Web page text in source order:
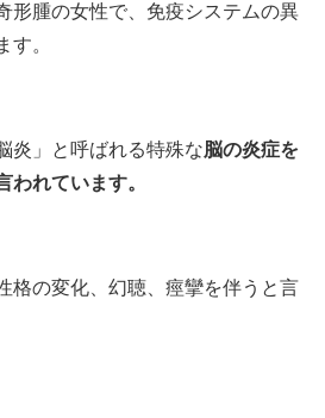
形腫の女性で、免疫システムの異
す。
炎」と呼ばれる特殊な脳の炎症を
われています。
格の変化、幻聴、痙攣を伴うと言